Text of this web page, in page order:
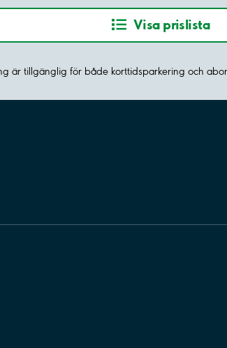
Visa prislista
är tillgänglig för både korttidsparkering och